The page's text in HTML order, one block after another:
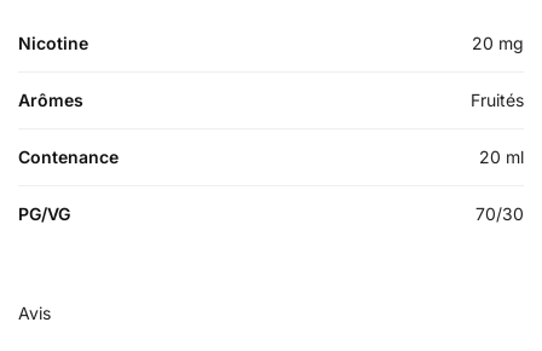
Nicotine 20 mg
Arômes Fruités
Contenance 20 ml
PG/VG 70/30
Avis